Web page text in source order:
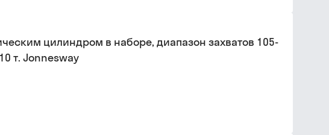
цилиндром в наборе, диапазон захватов 105-
т. Jonnesway